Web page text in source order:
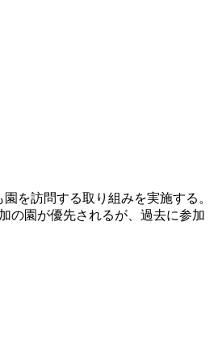
を訪問する取り組みを実施する。
の園が優先されるが、過去に参加